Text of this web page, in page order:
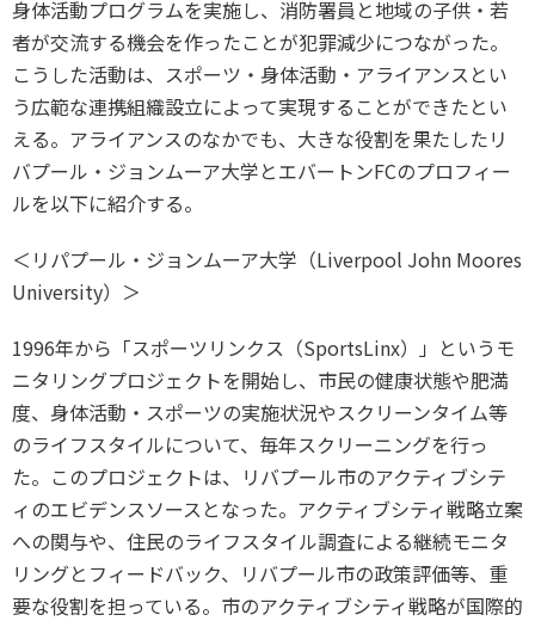
身体活動プログラムを実施し、消防署員と地域の子供・若
者が交流する機会を作ったことが犯罪減少につながった。
こうした活動は、スポーツ・身体活動・アライアンスとい
う広範な連携組織設立によって実現することができたとい
える。アライアンスのなかでも、大きな役割を果たしたリ
バプール・ジョンムーア大学とエバートンFCのプロフィー
ルを以下に紹介する。
＜リパプール・ジョンムーア大学（Liverpool John Moores
University）＞
1996年から「スポーツリンクス（SportsLinx）」というモ
ニタリングプロジェクトを開始し、市民の健康状態や肥満
度、身体活動・スポーツの実施状況やスクリーンタイム等
のライフスタイルについて、毎年スクリーニングを行っ
た。このプロジェクトは、リバプール市のアクティブシテ
ィのエビデンスソースとなった。アクティブシティ戦略立案
への関与や、住民のライフスタイル調査による継続モニタ
リングとフィードバック、リバプール市の政策評価等、重
要な役割を担っている。市のアクティブシティ戦略が国際的